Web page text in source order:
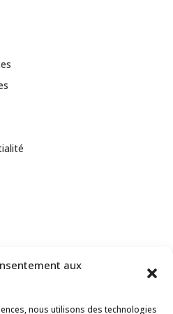
aux
nous utilisons des technologies